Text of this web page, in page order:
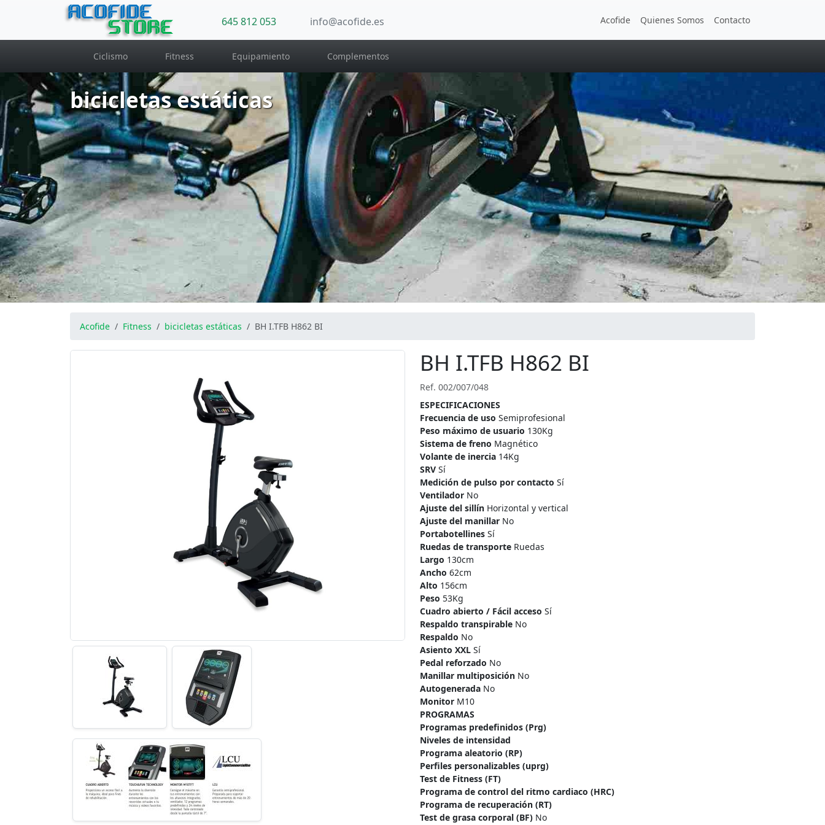
ACOFIDE
STORE
645 812 053 info@acofide.es Acofide Quienes Somos Contacto
Ciclismo Fitness Equipamiento Complementos
bicicletas estáticas
Acofide Fitness bicicletas estáticas BH I.TFB H862 BI
BH I.TFB H862 BI
Ref. 002/007/048
ESPECIFICACIONES
Frecuencia de uso Semiprofesional
Peso máximo de usuario 130Kg
Sistema de freno Magnético
Volante de inercia 14Kg
SRV Sí
Medición de pulso por contacto Sí
Ventilador No
Ajuste del sillín Horizontal y vertical
Ajuste del manillar No
Portabotellines Sí
Ruedas de transporte Ruedas
Largo 130cm
Ancho 62cm
Alto 156cm
Peso 53Kg
Cuadro abierto / Fácil acceso Sí
Respaldo transpirable No
Respaldo No
Asiento XXL Sí
Pedal reforzado No
Manillar multiposición No
Autogenerada No
Monitor M10
PROGRAMAS
Programas predefinidos (Prg)
Niveles de intensidad
Programa aleatorio (RP)
Perfiles personalizables (uprg)
Test de Fitness (FT)
Programa de control del ritmo cardiaco (HRC)
Programa de recuperación (RT)
Test de grasa corporal (BF) No